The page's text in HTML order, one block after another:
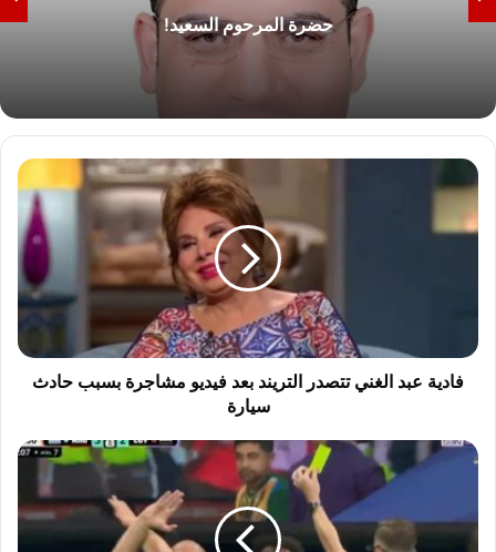
حضرة المرحوم السعيد!
ف
ا
د
ي
ا
ي
ت
ص
د
فادية عبد الغني تتصدر التريند بعد فيديو مشاجرة بسبب حادث
سيارة
ب
ع
إ